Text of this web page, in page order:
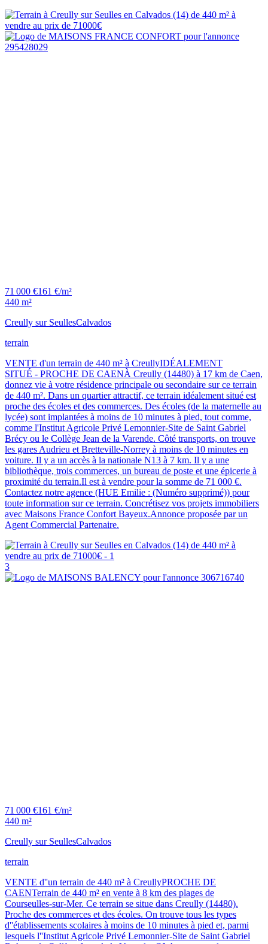
71 000 €161 €/m²
440 m²
Creully sur SeullesCalvados
terrain
VENTE d'un terrain de 440 m² à CreullyIDÉALEMENT
SITUÉ - PROCHE DE CAENÀ Creully (14480) à 17 km de Caen,
donnez vie à votre résidence principale ou secondaire sur ce terrain
de 440 m². Dans un quartier attractif, ce terrain idéalement situé est
proche des écoles et des commerces. Des écoles (de la maternelle au
lycée) sont implantées à moins de 10 minutes à pied, tout comme,
comme l'Institut Agricole Privé Lemonnier-Site de Saint Gabriel
Brécy ou le Collège Jean de la Varende. Côté transports, on trouve
les gares Audrieu et Bretteville-Norrey à moins de 10 minutes en
voiture. Il y a un accès à la nationale N13 à 7 km. Il y a une
bibliothèque, trois commerces, un bureau de poste et une épicerie à
proximité du terrain.Il est à vendre pour la somme de 71 000 €.
Contactez notre agence (HUE Emilie : (Numéro supprimé)) pour
toute information sur ce terrain. Concrétisez vos projets immobiliers
avec Maisons France Confort Bayeux.Annonce proposée par un
Agent Commercial Partenaire.
3
71 000 €161 €/m²
440 m²
Creully sur SeullesCalvados
terrain
VENTE d''un terrain de 440 m² à CreullyPROCHE DE
CAENTerrain de 440 m² en vente à 8 km des plages de
Courseulles-sur-Mer. Ce terrain se situe dans Creully (14480).
Proche des commerces et des écoles. On trouve tous les types
d''établissements scolaires à moins de 10 minutes à pied et, parmi
lesquels l''Institut Agricole Privé Lemonnier-Site de Saint Gabriel